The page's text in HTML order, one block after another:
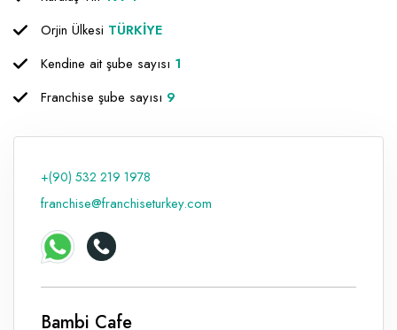
Orjin Ülkesi TÜRKİYE
Kendine ait şube sayısı 1
Franchise şube sayısı 9
+(90) 532 219 1978
franchise@franchiseturkey.com
Bambi Cafe